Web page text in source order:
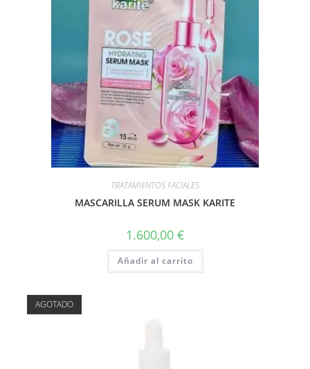
TRATAMIENTOS FACIALES
MASCARILLA SERUM MASK KARITE
1.600,00 €
Añadir al carrito
AGOTADO